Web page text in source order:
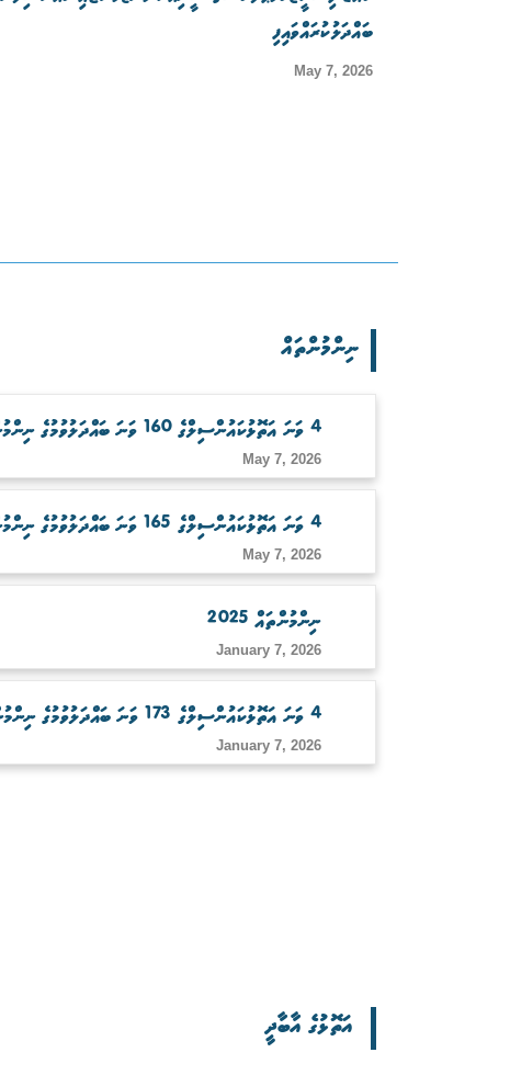
ބައްދަލުކުރައްވައިފި
May 7, 2026
ނިންމުންތައް
4 ވަނަ އަތޮޅުކައުންސިލްގެ 160 ވަނަ ބައްދަލުވުމުގެ ނިންމުންތައް
May 7, 2026
4 ވަނަ އަތޮޅުކައުންސިލްގެ 165 ވަނަ ބައްދަލުވުމުގެ ނިންމުންތައް
May 7, 2026
ނިންމުންތައް 2025
January 7, 2026
4 ވަނަ އަތޮޅުކައުންސިލްގެ 173 ވަނަ ބައްދަލުވުމުގެ ނިންމުންތައް
January 7, 2026
އަތޮޅުގެ އާބާދީ